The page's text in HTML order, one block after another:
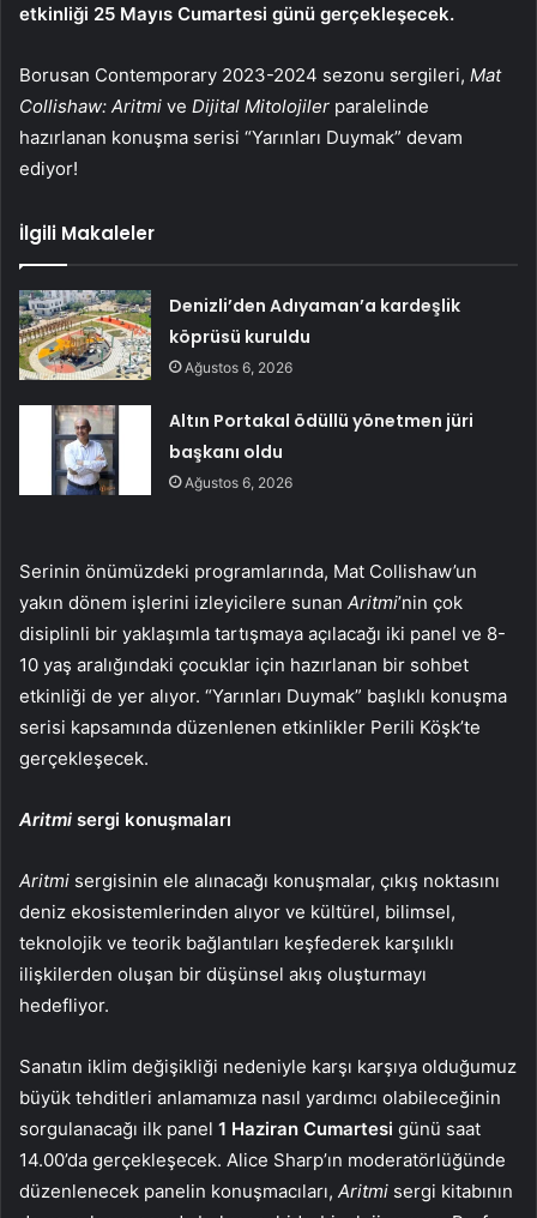
etkinliği 25 Mayıs Cumartesi günü gerçekleşecek.
Borusan Contemporary 2023-2024 sezonu sergileri, Mat
Collishaw: Aritmi ve Dijital Mitolojiler paralelinde
hazırlanan konuşma serisi “Yarınları Duymak” devam
ediyor!
İlgili Makaleler
Denizli’den Adıyaman’a kardeşlik
köprüsü kuruldu
Ağustos 6, 2026
Altın Portakal ödüllü yönetmen jüri
başkanı oldu
Ağustos 6, 2026
Serinin önümüzdeki programlarında, Mat Collishaw’un
yakın dönem işlerini izleyicilere sunan Aritmi’nin çok
disiplinli bir yaklaşımla tartışmaya açılacağı iki panel ve 8-
10 yaş aralığındaki çocuklar için hazırlanan bir sohbet
etkinliği de yer alıyor. “Yarınları Duymak” başlıklı konuşma
serisi kapsamında düzenlenen etkinlikler Perili Köşk’te
gerçekleşecek.
Aritmi sergi konuşmaları
Aritmi sergisinin ele alınacağı konuşmalar, çıkış noktasını
deniz ekosistemlerinden alıyor ve kültürel, bilimsel,
teknolojik ve teorik bağlantıları keşfederek karşılıklı
ilişkilerden oluşan bir düşünsel akış oluşturmayı
hedefliyor.
Sanatın iklim değişikliği nedeniyle karşı karşıya olduğumuz
büyük tehditleri anlamamıza nasıl yardımcı olabileceğinin
sorgulanacağı ilk panel 1 Haziran Cumartesi günü saat
14.00’da gerçekleşecek. Alice Sharp’ın moderatörlüğünde
düzenlenecek panelin konuşmacıları, Aritmi sergi kitabının